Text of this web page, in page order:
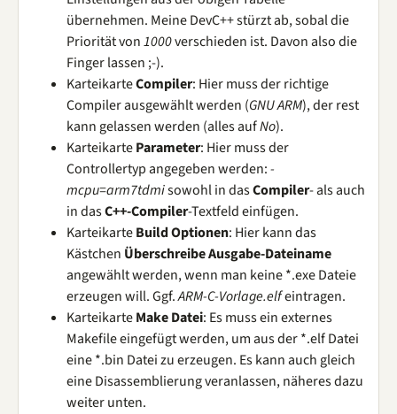
übernehmen. Meine DevC++ stürzt ab, sobal die
Priorität von1000verschieden ist. Davon also die
Finger lassen ;-).
KarteikarteCompiler: Hier muss der richtige
Compiler ausgewählt werden (GNU ARM), der rest
kann gelassen werden (alles aufNo).
KarteikarteParameter: Hier muss der
Controllertyp angegeben werden:-
mcpu=arm7tdmisowohl in dasCompiler- als auch
in dasC++-Compiler-Textfeld einfügen.
KarteikarteBuild Optionen: Hier kann das
Kästchen Überschreibe Ausgabe-Dateiname
angewählt werden, wenn man keine *.exe Dateie
erzeugen will. Ggf.ARM-C-Vorlage.elfeintragen.
KarteikarteMake Datei: Es muss ein externes
Makefile eingefügt werden, um aus der *.elf Datei
eine *.bin Datei zu erzeugen. Es kann auch gleich
eine Disassemblierung veranlassen, näheres dazu
weiter unten.